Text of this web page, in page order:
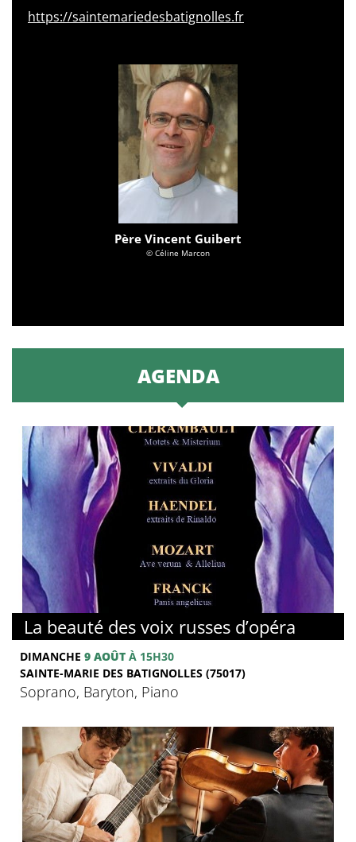
https://saintemariedesbatignolles.fr
Père Vincent Guibert
© Céline Marcon
AGENDA
La beauté des voix russes d’opéra
DIMANCHE 9 AOÛT À 15H30
SAINTE-MARIE DES BATIGNOLLES (75017)
Soprano, Baryton, Piano